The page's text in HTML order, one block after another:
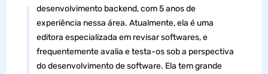
desenvolvimento backend, com 5 anos de
experiência nessa área. Atualmente, ela é uma
editora especializada em revisar softwares, e
frequentemente avalia e testa-os sob a perspectiva
do desenvolvimento de software. Ela tem grande